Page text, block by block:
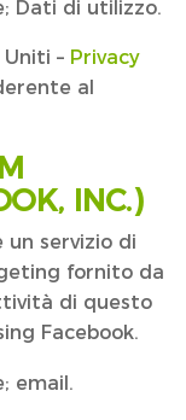
Dati di utilizzo.
– Privacy
al
INC.)
un servizio di
fornito da
di questo
Facebook.
email.